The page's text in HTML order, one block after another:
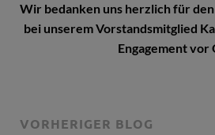
Wir bedanken uns herzlich für
bei unserem Vorstandsmitglied
Engagement vor
VORHERIGER BLOG